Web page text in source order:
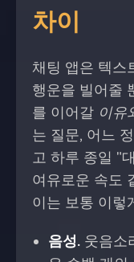
차이
채팅 앱은 텍스
행운을 빌어줄
를 이어갈 이유
는 질문, 어느
고 하루 종일 "
여유로운 속도
이는 보통 이렇
음성. 웃음소